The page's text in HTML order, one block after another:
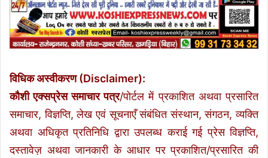
विधिक अस्वीकरण (Disclaimer):
कौशी एक्सप्रेस समाचार पत्र/पोर्टल में प्रकाशित अथवा प्रसारित
समाचार, विज्ञप्ति, लेख एवं सूचनाएँ संबंधित संस्थान, संगठन, व्यक्ति
अथवा अधिकृत प्रतिनिधि द्वारा उपलब्ध कराई गई प्रेस विज्ञप्ति,
दस्तावेज़ अथवा जानकारी के आधार पर प्रकाशित/प्रसारित की